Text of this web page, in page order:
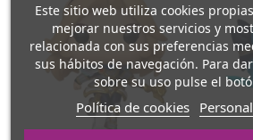
Este sitio web utiliza cookies
mejorar nuestros servicios y
relacionada con sus preferencias
sus hábitos de navegación. Para
sobre su uso pulse el
Política de cookies